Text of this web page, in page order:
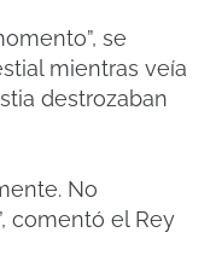
se
mientras veía
destrozaban
No
comentó el Rey